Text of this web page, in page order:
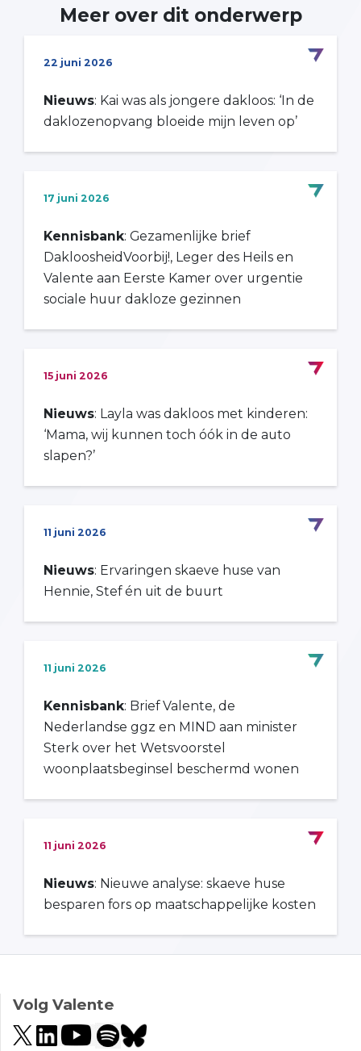
Meer over dit onderwerp
22 juni 2026
Nieuws: Kai was als jongere dakloos: ‘In de
daklozenopvang bloeide mijn leven op’
17 juni 2026
Kennisbank: Gezamenlijke brief
DakloosheidVoorbij!, Leger des Heils en
Valente aan Eerste Kamer over urgentie
sociale huur dakloze gezinnen
15 juni 2026
Nieuws: Layla was dakloos met kinderen:
‘Mama, wij kunnen toch óók in de auto
slapen?’
11 juni 2026
Nieuws: Ervaringen skaeve huse van
Hennie, Stef én uit de buurt
11 juni 2026
Kennisbank: Brief Valente, de
Nederlandse ggz en MIND aan minister
Sterk over het Wetsvoorstel
woonplaatsbeginsel beschermd wonen
11 juni 2026
Nieuws: Nieuwe analyse: skaeve huse
besparen fors op maatschappelijke kosten
Volg Valente